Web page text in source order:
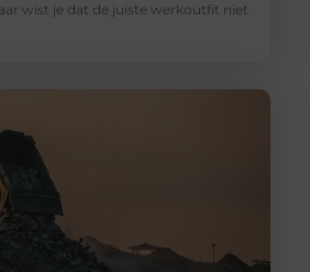
wist je dat de juiste werkoutfit niet